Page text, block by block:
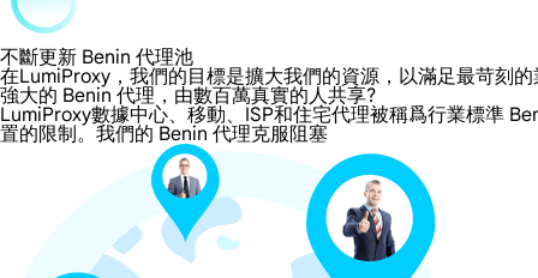
不斷更新 Benin 代理池
在LumiProxy，我們的目標是擴大我們的資源，以滿足最苛刻
強大的 Benin 代理，由數百萬真實的人共享?
LumiProxy數據中心、移動、ISP和住宅代理被稱爲行業標準
置的限制。我們的 Benin 代理克服阻塞